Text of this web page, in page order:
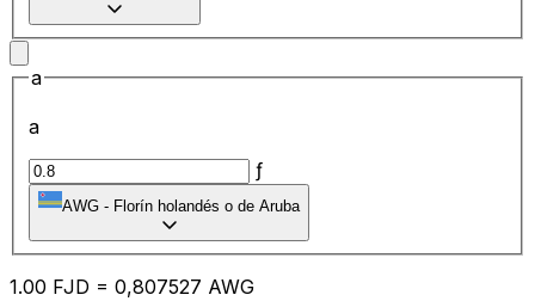
a
a
ƒ
AWG - Florín holandés o de Aruba
1.00 FJD = 0,807527 AWG